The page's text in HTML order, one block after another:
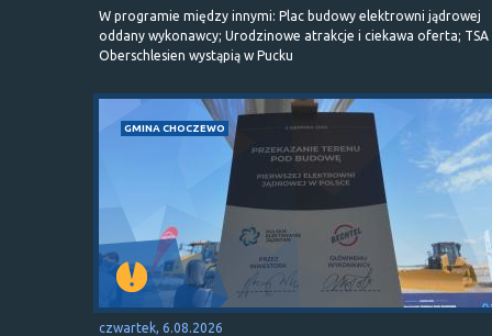
W programie między innymi: Plac budowy elektrowni jądrowej
oddany wykonawcy; Urodzinowe atrakcje i ciekawa oferta; TSA
Oberschlesien wystąpią w Pucku
GMINA CHOCZEWO
czwartek, 6.08.2026